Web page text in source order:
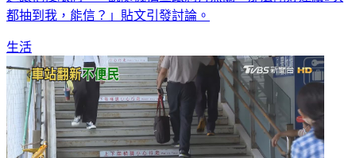
都抽到我，能信？」貼文引發討論。
生活